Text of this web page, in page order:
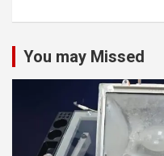
You may Missed